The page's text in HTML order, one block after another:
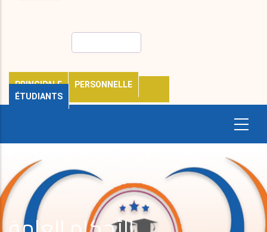
PRINCIPALE
PERSONNELLE
ÉTUDIANTS